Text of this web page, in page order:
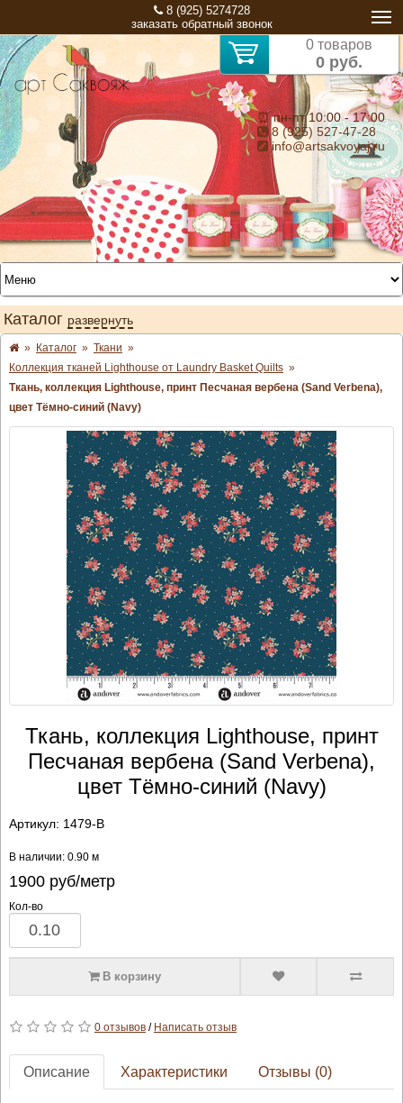
8 (925) 5274728
заказать обратный звонок
0 товаров
0 руб.
⏰ пн-пт 10:00 - 17:00
8 (925) 527-47-28
info@artsakvoyaj.ru
Каталог развернуть
» Каталог » Ткани »
Коллекция тканей Lighthouse от Laundry Basket Quilts »
Ткань, коллекция Lighthouse, принт Песчаная вербена (Sand Verbena),
цвет Тёмно-синий (Navy)
Ткань, коллекция Lighthouse, принт
Песчаная вербена (Sand Verbena),
цвет Тёмно-синий (Navy)
Артикул: 1479-B
В наличии: 0.90 м
1900руб/метр
Кол-во
В корзину
0 отзывов/ Написать отзыв
Описание Характеристики Отзывы (0)